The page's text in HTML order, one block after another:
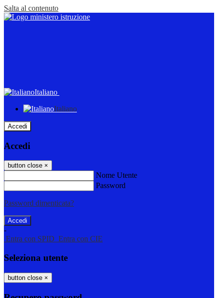
Salta al contenuto
Italiano
Italiano
Accedi
Accedi
button close ×
Nome Utente
Password
Password dimenticata?
-
Entra con SPID Entra con CIE
Seleziona utente
button close ×